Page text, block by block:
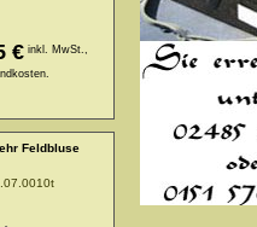
€ inkl. MwSt.,
Feldbluse